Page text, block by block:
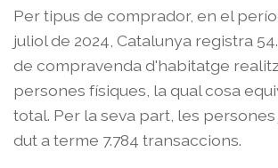
Per tipus de comprador, en el
juliol de 2024, Catalunya registra
de compravenda d'habitatge
persones físiques, la qual cosa
total. Per la seva part, les
dut a terme 7.784 transaccions.